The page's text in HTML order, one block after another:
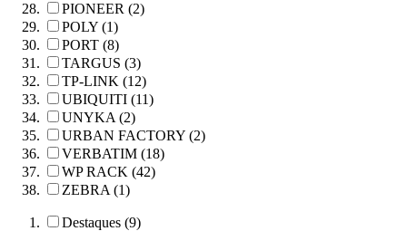
PIONEER (2)
POLY (1)
PORT (8)
TARGUS (3)
TP-LINK (12)
UBIQUITI (11)
UNYKA (2)
URBAN FACTORY (2)
VERBATIM (18)
WP RACK (42)
ZEBRA (1)
Destaques (9)